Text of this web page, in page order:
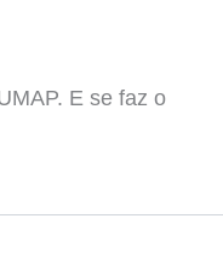
E se faz o